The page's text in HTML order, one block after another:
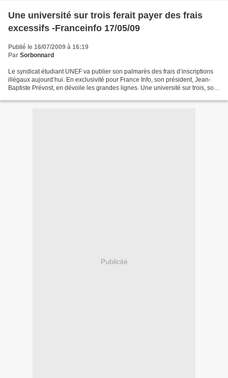
Une université sur trois ferait payer des frais
excessifs -Franceinfo 17/05/09
Publié le 16/07/2009 à 16:19
Par Sorbonnard
Le syndicat étudiant UNEF va publier son palmarès des frais d’inscriptions
illégaux aujourd’hui. En exclusivité pour France Info, son président, Jean-
Baptiste Prévost, en dévoile les grandes lignes. Une université sur trois, soit
Publicité